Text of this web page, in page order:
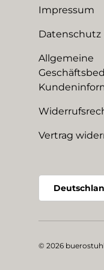
Impressum
Datenschutz
Allgemeine
Vertrag
© 2026